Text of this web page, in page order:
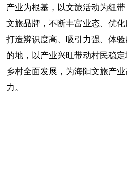
产业为根基，以文旅活动为纽
文旅品牌，不断丰富业态、优
打造辨识度高、吸引力强、体
的地，以产业兴旺带动村民稳
乡村全面发展，为海阳文旅产
力。